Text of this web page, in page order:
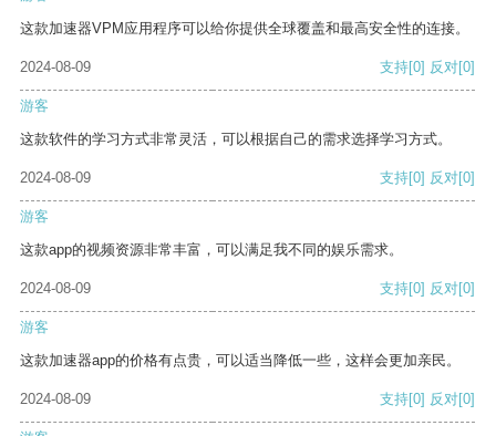
这款加速器VPM应用程序可以给你提供全球覆盖和最高安全性的连接。
2024-08-09 支持[0] 反对[0]
游客
这款软件的学习方式非常灵活，可以根据自己的需求选择学习方式。
2024-08-09 支持[0] 反对[0]
游客
这款app的视频资源非常丰富，可以满足我不同的娱乐需求。
2024-08-09 支持[0] 反对[0]
游客
这款加速器app的价格有点贵，可以适当降低一些，这样会更加亲民。
2024-08-09 支持[0] 反对[0]